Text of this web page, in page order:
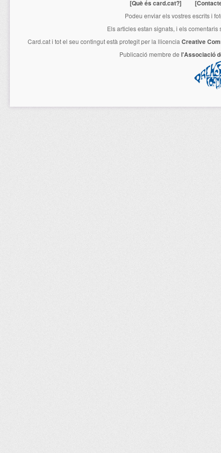
[Què és card.cat?]
Podeu enviar els vostres escrits i
Els articles estan signats, i els
Card.cati tot el seu contingut està protegit per la llicencia Creative
Publicació membre de l'Associació